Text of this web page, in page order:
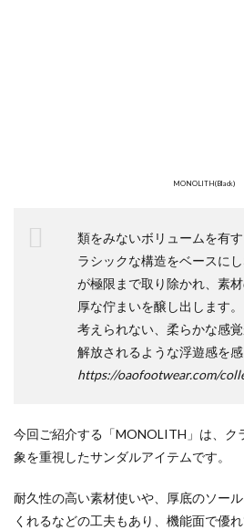
MONOLITH(Black)
類をみないボリュームを有
ラシックな構造をベースに
が極限まで取り除かれ、素
厚な佇まいを醸し出します
考えられない、柔らかな感
解放されるような浮遊感を感
https://oaofootwear.com/
今回ご紹介する「MONOLITH」は、ク
象を重視したサンダルアイテムです。
耐久性の高い素材使いや、厚底のソー
くれるなどの工夫もあり、機能面で優れ